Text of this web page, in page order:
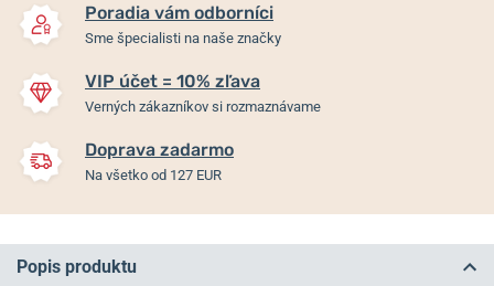
Poradia vám odborníci
Sme špecialisti na naše značky
VIP účet = 10% zľava
Verných zákazníkov si rozmaznávame
Doprava zadarmo
Na všetko od 127 EUR
Popis produktu